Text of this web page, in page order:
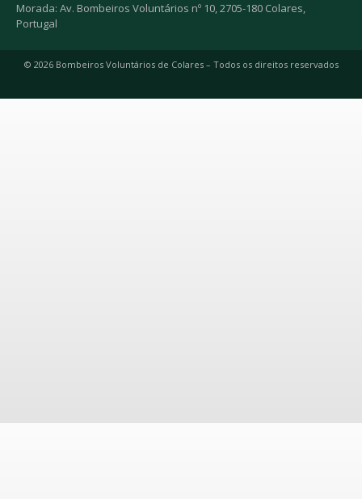
Morada: Av. Bombeiros Voluntários nº 10, 2705-180 Colares,
Portugal
© 2026 Bombeiros Voluntários de Colares – Todos os direitos reservados